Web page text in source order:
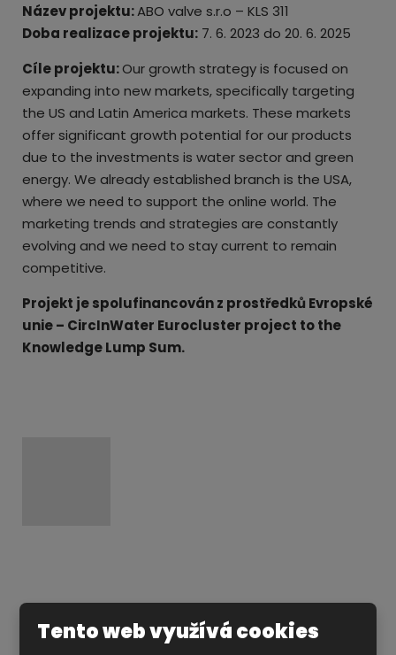
Název projektu:ABO valve s.r.o – KLS 311
Doba realizace projektu: 7. 6. 2023 do 20. 6. 2025
Cíle projektu:Our growth strategy is focused on
expanding into new markets, specifically targeting
the US and Latin America markets. These markets
offer significant growth potential for our products
due to the investments is water sector and green
energy. We already established branch is the USA,
where we need to support the online world. The
marketing trends and strategies are constantly
evolving and we need to stay current to remain
competitive.
Projekt je spolufinancován z prostředků Evropské
unie – CircInWater Eurocluster project to the
Knowledge Lump Sum.
CENTRICKÉ UZAVÍRACÍ KLAPKY
Tento web využívá cookies